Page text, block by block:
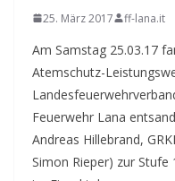
25. März 2017 ff-lana.it
Am Samstag 25.03.17
Atemschutz-
Feuerwehr Lana
Andreas Hillebrand,
Simon Rieper) zur